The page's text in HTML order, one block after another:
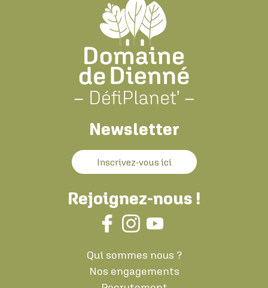
Newsletter
Inscrivez-vous ici
Rejoignez-nous !
Qui sommes nous ?
Nos engagements